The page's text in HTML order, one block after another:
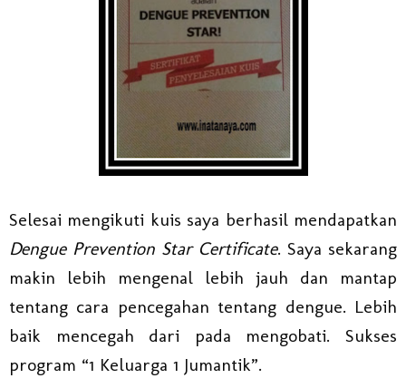
Selesai mengikuti kuis saya berhasil mendapatkan
Dengue Prevention Star Certificate. Saya sekarang
makin lebih mengenal lebih jauh dan mantap
tentang cara pencegahan tentang dengue. Lebih
baik mencegah dari pada mengobati. Sukses
program “1 Keluarga 1 Jumantik”.